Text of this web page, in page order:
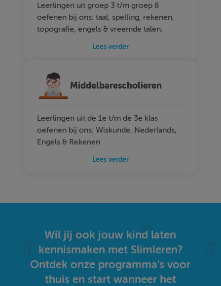
Leerlingen uit groep 3 t/m groep 8
oefenen bij ons: taal, spelling, rekenen,
topografie, engels & vreemde talen.
Lees verder
Middelbarescholieren
Leerlingen uit de 1e t/m de 3e klas
oefenen bij ons: Wiskunde, Nederlands,
Engels & Rekenen
Lees verder
Wil jij ook jouw kind laten
kennismaken met Slimleren?
Ontdek onze programma's voor
thuis en start wanneer het